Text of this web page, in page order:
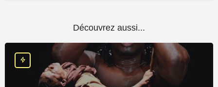
Découvrez aussi...